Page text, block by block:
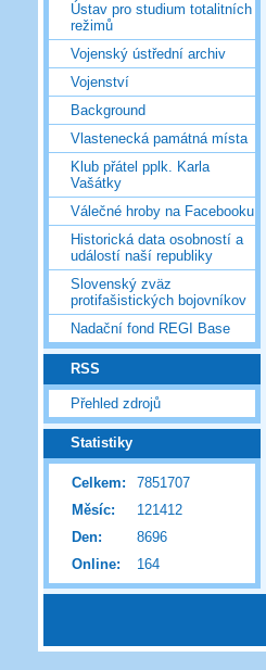
Ústav pro studium totalitních
režimů
Vojenský ústřední archiv
Vojenství
Background
Vlastenecká památná místa
Klub přátel pplk. Karla
Vašátky
Válečné hroby na Facebooku
Historická data osobností a
událostí naší republiky
Slovenský zväz
protifašistických bojovníkov
Nadační fond REGI Base
RSS
Přehled zdrojů
Statistiky
Online: 164
Celkem:
7851707
Měsíc:
121412
Den:
8696